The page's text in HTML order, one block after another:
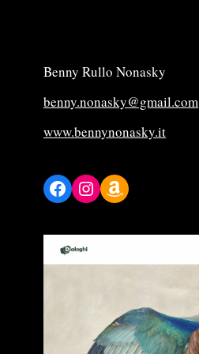
Benny Rullo Nonasky
benny.nonasky@gmail.com
www.bennynonasky.it